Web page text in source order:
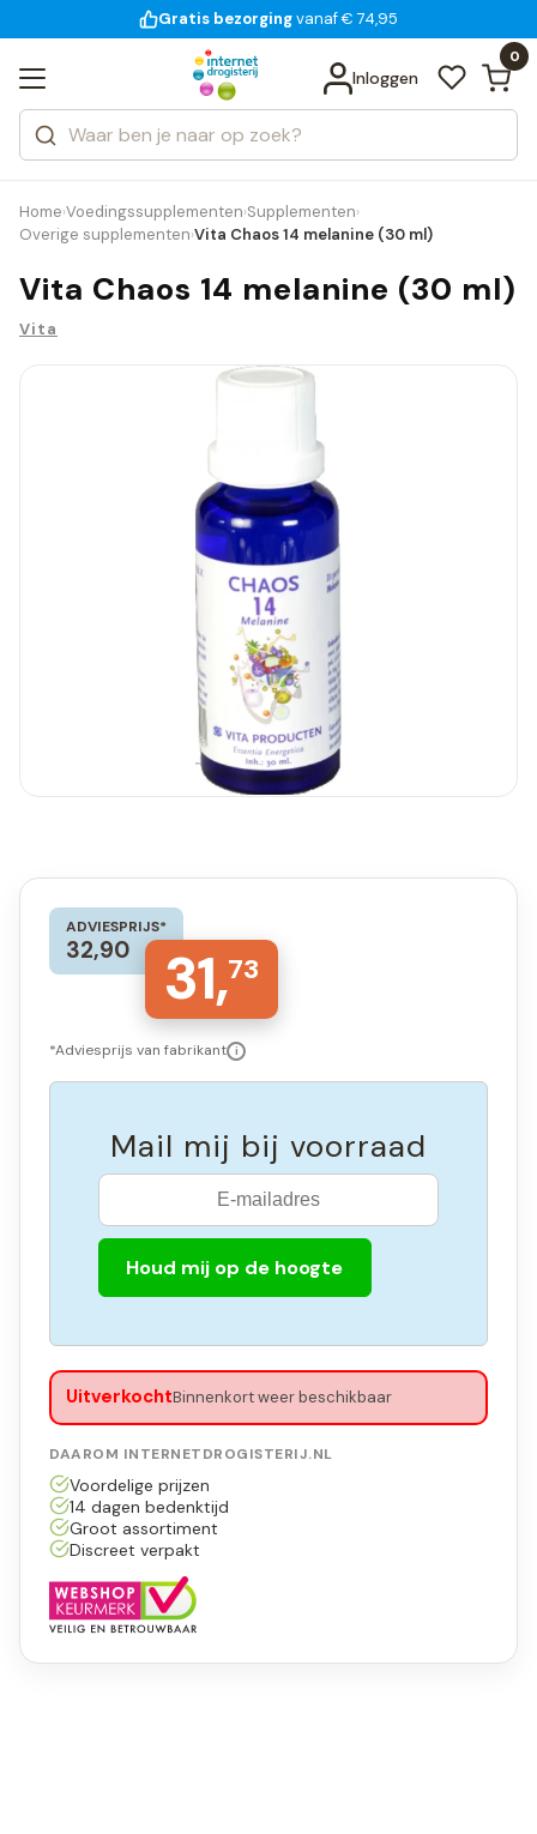
voor 18:00 uur besteld
Gratis bezorgingvanaf € 74,95
14 dagen bedenktijd
Inloggen
0
Zoeken
Categorieën
Merken
Bekijk alle resultaten
Home›Voedingssupplementen›Supplementen›
Overige supplementen›Vita Chaos 14 melanine (30 ml)
Vita Chaos 14 melanine (30 ml)
Vita
ADVIESPRIJS*
32,90 31,73
*Adviesprijs van fabrikant i
Mail mij bij voorraad
Houd mij op de hoogte
UitverkochtBinnenkort weer beschikbaar
DAAROM INTERNETDROGISTERIJ.NL
Voordelige prijzen
14 dagen bedenktijd
Groot assortiment
Discreet verpakt